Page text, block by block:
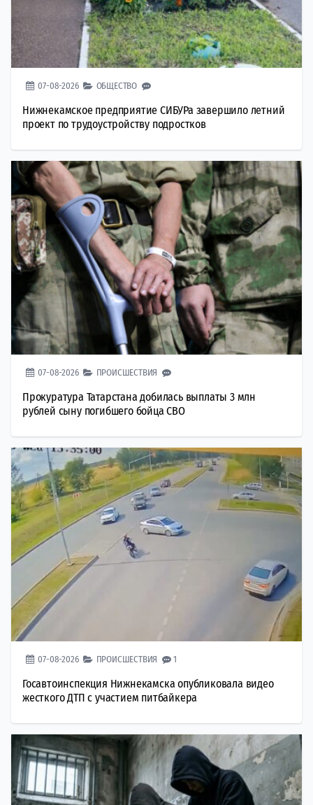
07-08-2026 ОБЩЕСТВО
Нижнекамское предприятие СИБУРа завершило летний
проект по трудоустройству подростков
07-08-2026 ПРОИСШЕСТВИЯ
Прокуратура Татарстана добилась выплаты 3 млн
рублей сыну погибшего бойца СВО
07-08-2026 ПРОИСШЕСТВИЯ 1
Госавтоинспекция Нижнекамска опубликовала видео
жесткого ДТП с участием питбайкера